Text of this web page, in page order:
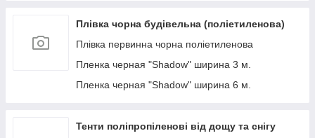
Плівка чорна будівельна (поліетиленова)
Плівка первинна чорна поліетиленова
Пленка черная "Shadow" ширина 3 м.
Пленка черная "Shadow" ширина 6 м.
Тенти поліпропіленові від дощу та снігу